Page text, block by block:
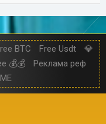
BTC Free Usdt
💎
💰💰
Реклама реф